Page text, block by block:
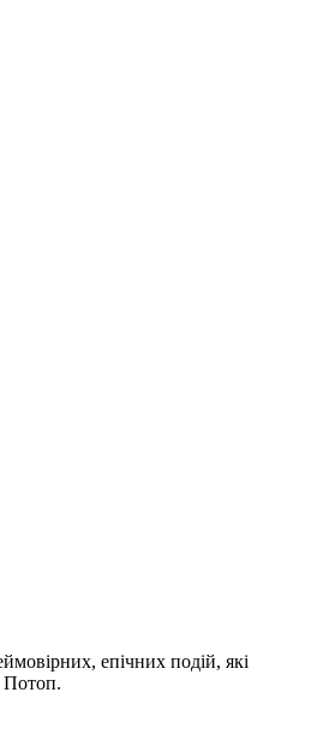
епічних подiй, які
Потоп.